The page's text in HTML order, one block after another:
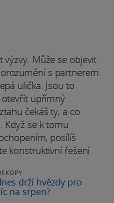
výzvy. Může se objevit
s partnerem.
ulička. Jsou to
upřímný
čekáš ty, a co
Když se k tomu
posílíš
konstruktivní řešení.
drží hvězdy pro
na srpen?